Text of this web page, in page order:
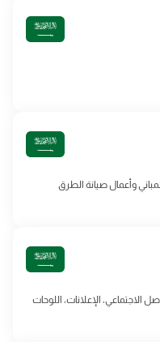
وأعمال صيانة الطرق
الإعلانات، اللوحات